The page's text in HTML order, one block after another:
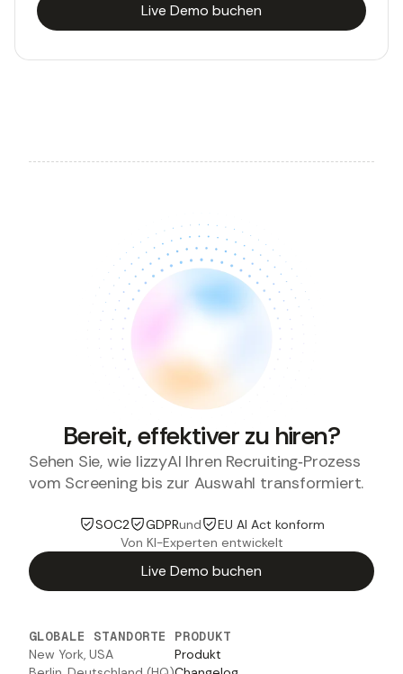
Live Demo buchen
Bereit, effektiver zu hiren?
Sehen Sie, wie lizzyAI Ihren Recruiting‑Prozess
vom Screening bis zur Auswahl transformiert.
SOC2 GDPRund
EU AI Act konform
Von KI-Experten entwickelt
Live Demo buchen
GLOBALE STANDORTE
New York, USA
PRODUKT
Produkt